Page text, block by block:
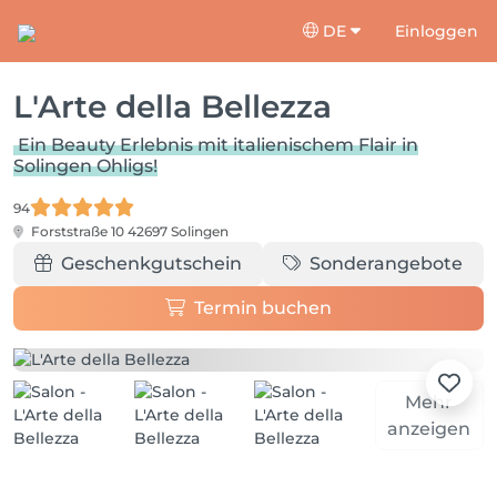
DE Einloggen
L'Arte della Bellezza
Ein Beauty Erlebnis mit italienischem Flair in
Solingen Ohligs!
94
Forststraße 10 42697 Solingen
Geschenkgutschein Sonderangebote
Termin buchen
Mehr
anzeigen